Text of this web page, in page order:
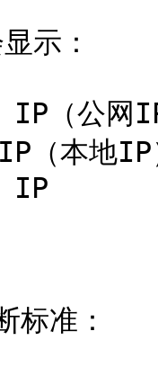
示：
（公网IP
本地IP
IP
准：